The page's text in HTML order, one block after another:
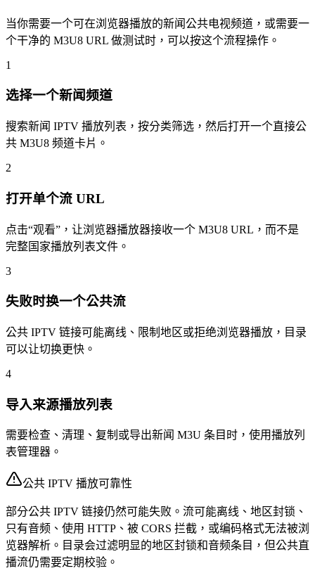
当你需要一个可在浏览器播放的新闻公共电视频道，或需要一
个干净的 M3U8 URL 做测试时，可以按这个流程操作。
1
选择一个新闻频道
搜索新闻 IPTV 播放列表，按分类筛选，然后打开一个直接公
共 M3U8 频道卡片。
2
打开单个流 URL
点击“观看”，让浏览器播放器接收一个 M3U8 URL，而不是
完整国家播放列表文件。
3
失败时换一个公共流
公共 IPTV 链接可能离线、限制地区或拒绝浏览器播放，目录
可以让切换更快。
4
导入来源播放列表
需要检查、清理、复制或导出新闻 M3U 条目时，使用播放列
表管理器。
公共 IPTV 播放可靠性
部分公共 IPTV 链接仍然可能失败。流可能离线、地区封锁、
只有音频、使用 HTTP、被 CORS 拦截，或编码格式无法被浏
览器解析。目录会过滤明显的地区封锁和音频条目，但公共直
播流仍需要定期校验。